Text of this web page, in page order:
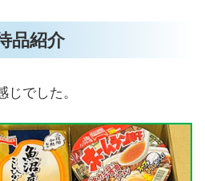
品紹介
でした。